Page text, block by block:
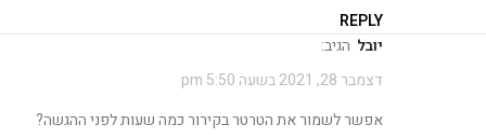
REPLY
יובל הגיב:
דצמבר 28, 2021 בשעה 5:50 pm
אפשר לשמור את הטרטר בקירור כמה שעות לפני ההגשה?